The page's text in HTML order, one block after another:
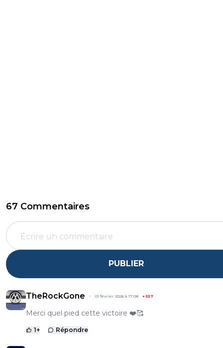
67 Commentaires
PUBLIER
TheRockGone 01 février 2026 à 17:08 + 537
Merci quel pied cette victoire ❤️🥰
1+ Répondre